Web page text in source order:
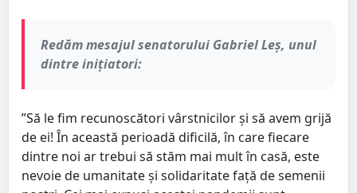
Redăm mesajul senatorului Gabriel Leș, unul
dintre inițiatori:
”Să le fim recunoscători vârstnicilor și să avem grijă
de ei! În această perioadă dificilă, în care fiecare
dintre noi ar trebui să stăm mai mult în casă, este
nevoie de umanitate și solidaritate față de semenii